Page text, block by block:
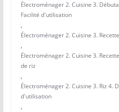
Électroménager 2. Cuisine 3.
Facilité d'utilisation
,
Électroménager 2. Cuisine 3.
,
Électroménager 2. Cuisine 3.
de riz
,
Électroménager 2. Cuisine 3. Riz 4.
d'utilisation
,